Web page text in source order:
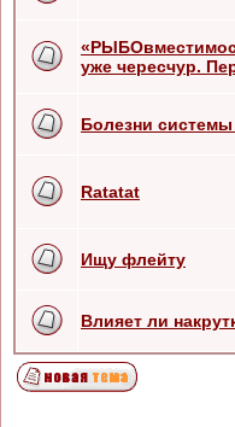
уже чересчур.
Болезни
Ratatat
Ищу флейту
Влияет ли